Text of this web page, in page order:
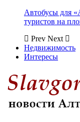
Автобусы для
туристов на
Prev Next
Недвижимость
Интересы